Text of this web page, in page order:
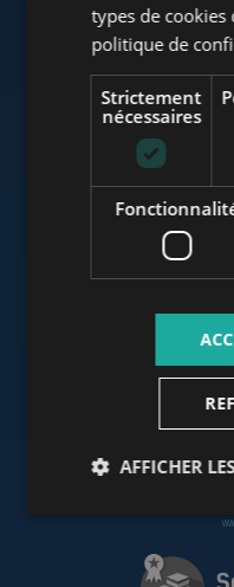
types de
politique de
Strictement
nécessaires
AFFICHER